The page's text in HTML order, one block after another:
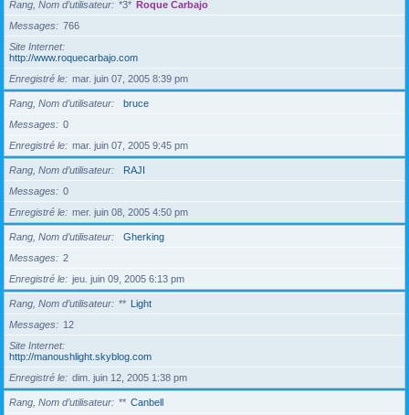
Rang, Nom d’utilisateur *3* Roque Carbajo
Messages
766
Site Internet
http://www.roquecarbajo.com
Enregistré le
mar. juin 07, 2005 8:39 pm
Rang, Nom d’utilisateur
bruce
Messages
0
Enregistré le
mar. juin 07, 2005 9:45 pm
Rang, Nom d’utilisateur
RAJI
Messages
0
Enregistré le
mer. juin 08, 2005 4:50 pm
Rang, Nom d’utilisateur
Gherking
Messages
2
Enregistré le
jeu. juin 09, 2005 6:13 pm
Rang, Nom d’utilisateur ** Light
Messages
12
Site Internet
http://manoushlight.skyblog.com
Enregistré le
dim. juin 12, 2005 1:38 pm
Rang, Nom d’utilisateur ** Canbell